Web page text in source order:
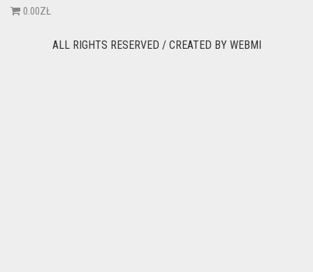
0.00ZŁ
ALL RIGHTS RESERVED / CREATED BY WEBMI